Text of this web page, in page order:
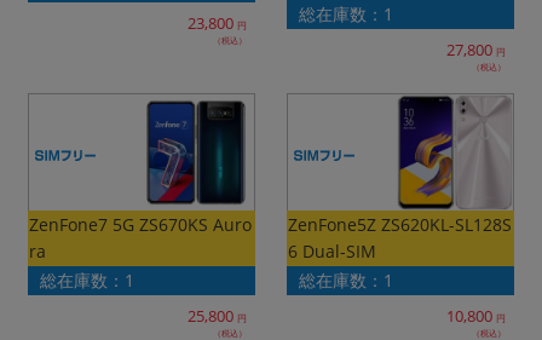
23,800 円
（税込）
総在庫数：1
27,800 円
（税込）
ZenFone7 5G ZS670KS Auro
ra
総在庫数：1
25,800 円
（税込）
ZenFone5Z ZS620KL-SL128S
6 Dual-SIM
総在庫数：1
10,800 円
（税込）
~
容量
~